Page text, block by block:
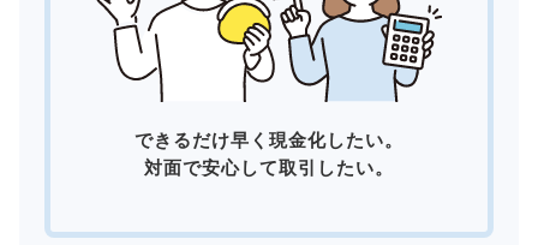
できるだけ早く現金化したい。
対面で安心して取引したい。